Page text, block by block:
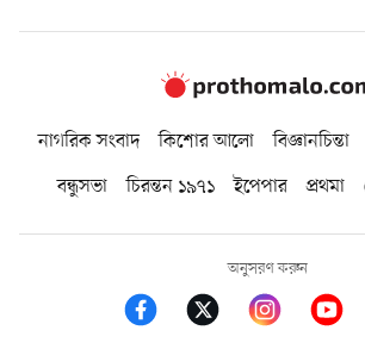
নাগরিক সংবাদ কিশোর আলো বিজ্ঞানচিন্তা
বন্ধুসভা
চিরন্তন ১৯৭১ ইপেপার প্রথমা
অনুসরণ করুন